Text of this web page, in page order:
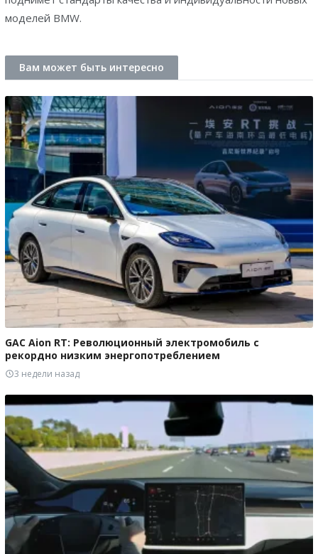
моделей BMW.
Вам может быть интересно
GAC Aion RT: Революционный электромобиль с
рекордно низким энергопотреблением
3 недели назад